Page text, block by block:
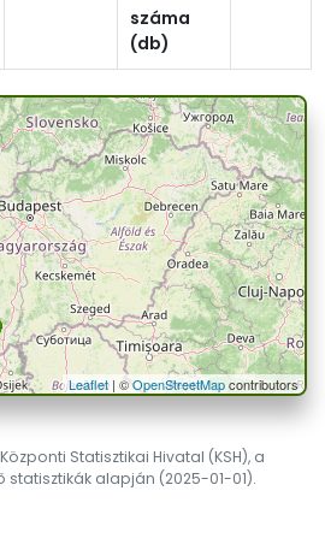
száma
(db)
Leaflet| ©OpenStreetMapcontributors
Statisztikai Hivatal (KSH), a
statisztikák alapján (2025-01-01).